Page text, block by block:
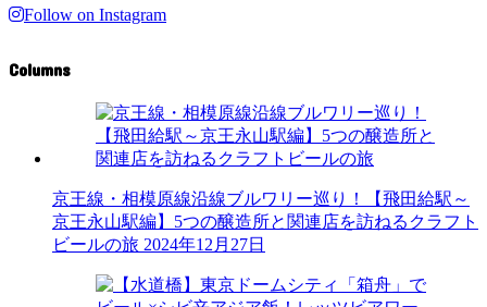
Follow on Instagram
Columns
京王線・相模原線沿線ブルワリー巡り！【飛田給駅～
京王永山駅編】5つの醸造所と関連店を訪ねるクラフト
ビールの旅 2024年12月27日